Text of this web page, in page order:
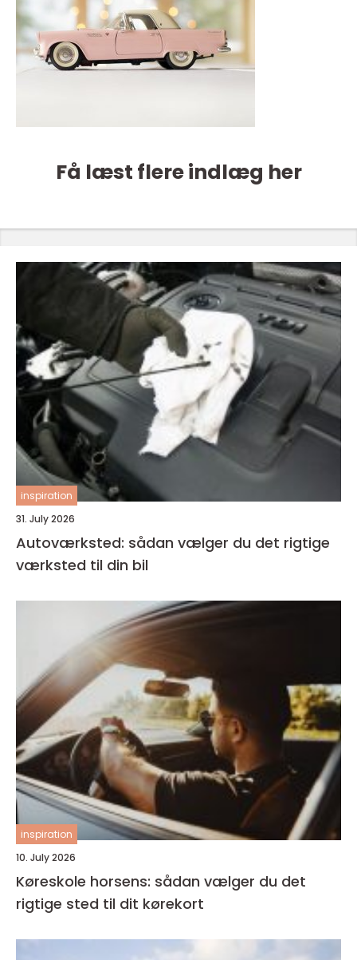
Få læst flere indlæg her
inspiration
31. July 2026
Autoværksted: sådan vælger du det rigtige
værksted til din bil
inspiration
10. July 2026
Køreskole horsens: sådan vælger du det
rigtige sted til dit kørekort